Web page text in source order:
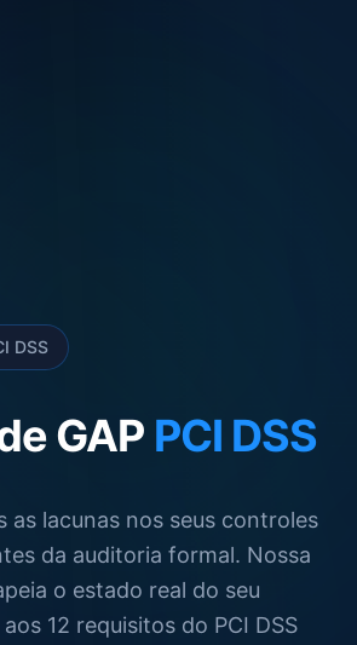
DSS
GAP PCI DSS
as lacunas nos seus controles
da auditoria formal. Nossa
o estado real do seu
12 requisitos do PCI DSS